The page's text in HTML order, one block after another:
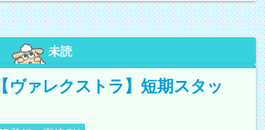
未読
ヴァレクストラ】短期スタッ